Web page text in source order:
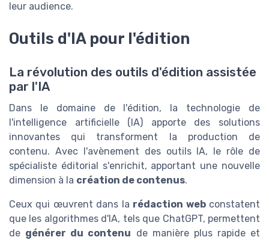
leur audience.
Outils d'IA pour l'édition
La révolution des outils d'édition assistée
par l'IA
Dans le domaine de l'édition, la technologie de
l'intelligence artificielle (IA) apporte des solutions
innovantes qui transforment la production de
contenu. Avec l'avènement des outils IA, le rôle de
spécialiste éditorial s'enrichit, apportant une nouvelle
dimension à la création de contenus.
Ceux qui œuvrent dans la rédaction webconstatent
que les algorithmes d'IA, tels que ChatGPT, permettent
de générer du contenu de manière plus rapide et